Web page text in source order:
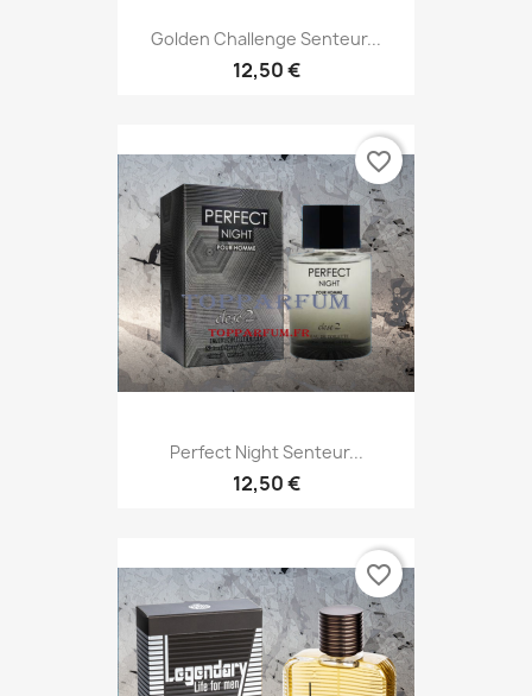
Golden Challenge Senteur...
12,50 €
Perfect Night Senteur...
12,50 €
favorite_border
favorite_border